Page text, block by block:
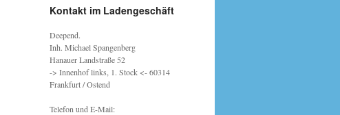
Kontakt im Ladengeschäft
Deepend.
Inh. Michael Spangenberg
Hanauer Landstraße 52
-> Innenhof links, 1. Stock <- 60314
Frankfurt / Ostend
Telefon und E-Mail: